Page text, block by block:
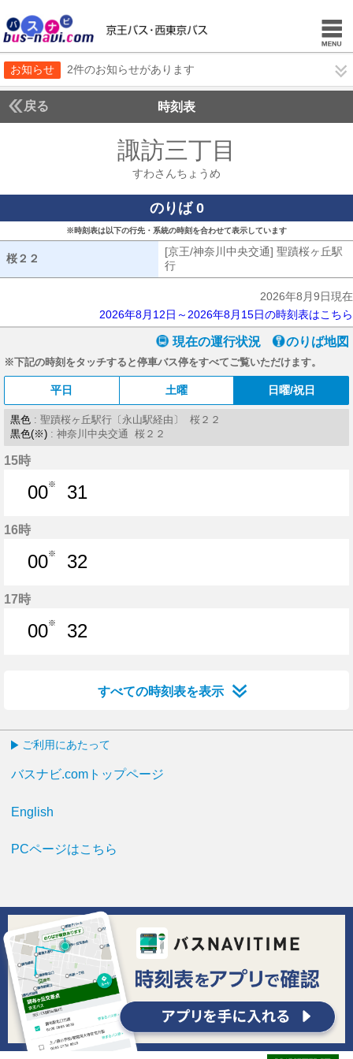
お知らせ 2件のお知らせがあります
戻る 時刻表
諏訪三丁目
すわさんちょうめ
のりば 0
※時刻表は以下の行先・系統の時刻を合わせて表示しています
桜２２
[京王/神奈川中央交通] 聖蹟桜ヶ丘駅
行
2026年8月9日現在
2026年8月12日～2026年8月15日の時刻表はこちら
現在の運行状況 のりば地図
※下記の時刻をタッチすると停車バス停をすべてご覧いただけます。
平日 土曜 日曜/祝日
黒色 : 聖蹟桜ヶ丘駅行〔永山駅経由〕 桜２２
黒色(※) : 神奈川中央交通 桜２２
15時
00※
31
16時
00※
32
17時
00※
32
すべての時刻表を表示
ご利用にあたって
バスナビ.comトップページ
English
PCページはこちら